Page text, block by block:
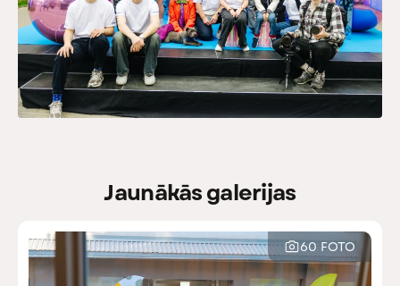
+202
Jaunākās galerijas
60 FOTO